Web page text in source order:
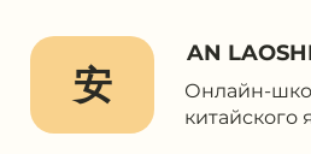
安
AN
Онлайн-
китайского